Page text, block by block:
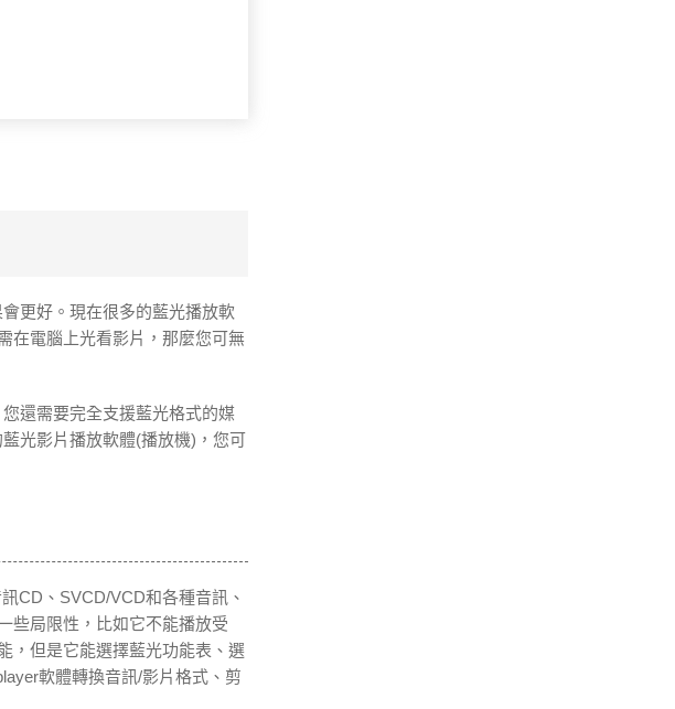
更好。現在很多的藍光播放軟
在電腦上光看影片，那麼您可無
還需要完全支援藍光格式的媒
光影片播放軟體(播放機)，您可
CD、SVCD/VCD和各種音訊、
些局限性，比如它不能播放受
，但是它能選擇藍光功能表、選
軟體轉換音訊/影片格式、剪